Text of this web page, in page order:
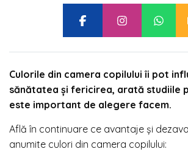
Culorile din camera copilului îi pot
sănătatea și fericirea, arată studiile
este important de alegere facem.
Află în continuare ce avantaje și
anumite culori din camera copilului: